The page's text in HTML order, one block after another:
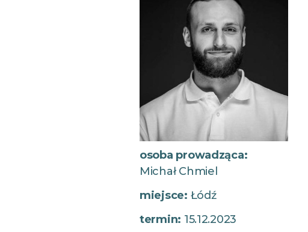
osoba prowadząca:
Michał Chmiel
miejsce: Łódź
termin: 15.12.2023